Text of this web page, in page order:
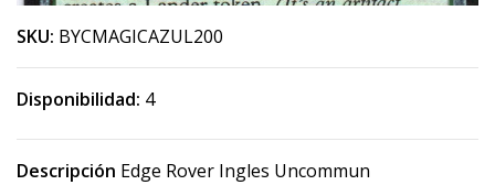
SKU: BYCMAGICAZUL200
Disponibilidad: 4
Descripción Edge Rover Ingles Uncommun